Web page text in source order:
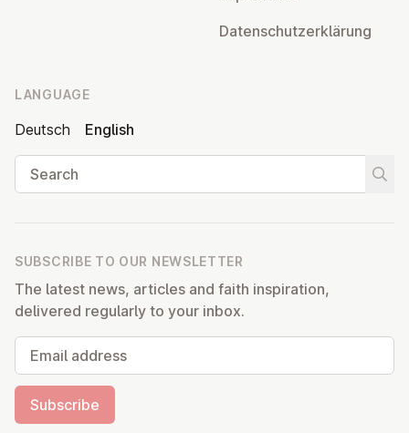
Datens­chutzerklärung
LANGUAGE
Deutsch
English
Search
SUBSCRIBE TO OUR NEWSLETTER
The latest news, articles and faith inspiration,
delivered regularly to your inbox.
Email address
Subscribe